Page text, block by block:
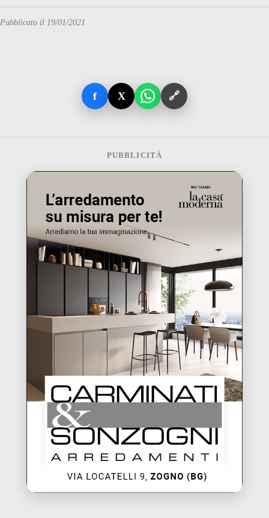
Pubblicato il 19/01/2021
f X 🔗
PUBBLICITÀ